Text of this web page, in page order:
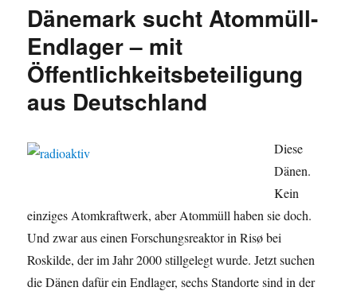
der
und
teurer
Dänemark sucht Atommüll-
Endlager – mit
Öffentlichkeitsbeteiligung
aus Deutschland
Diese
Dänen.
Kein
einziges Atomkraftwerk, aber Atommüll haben sie doch.
Und zwar aus einen Forschungsreaktor in Risø bei
Roskilde, der im Jahr 2000 stillgelegt wurde. Jetzt suchen
die Dänen dafür ein Endlager, sechs Standorte sind in der